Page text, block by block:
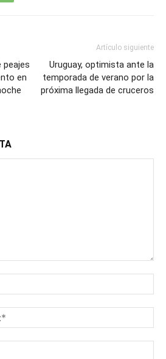
en
Artículo siguiente
Uruguay, optimista ante la
temporada de verano por la
próxima llegada de cruceros